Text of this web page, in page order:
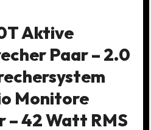
Aktive
Paar – 2.0
Monitore
– 42 Watt RMS